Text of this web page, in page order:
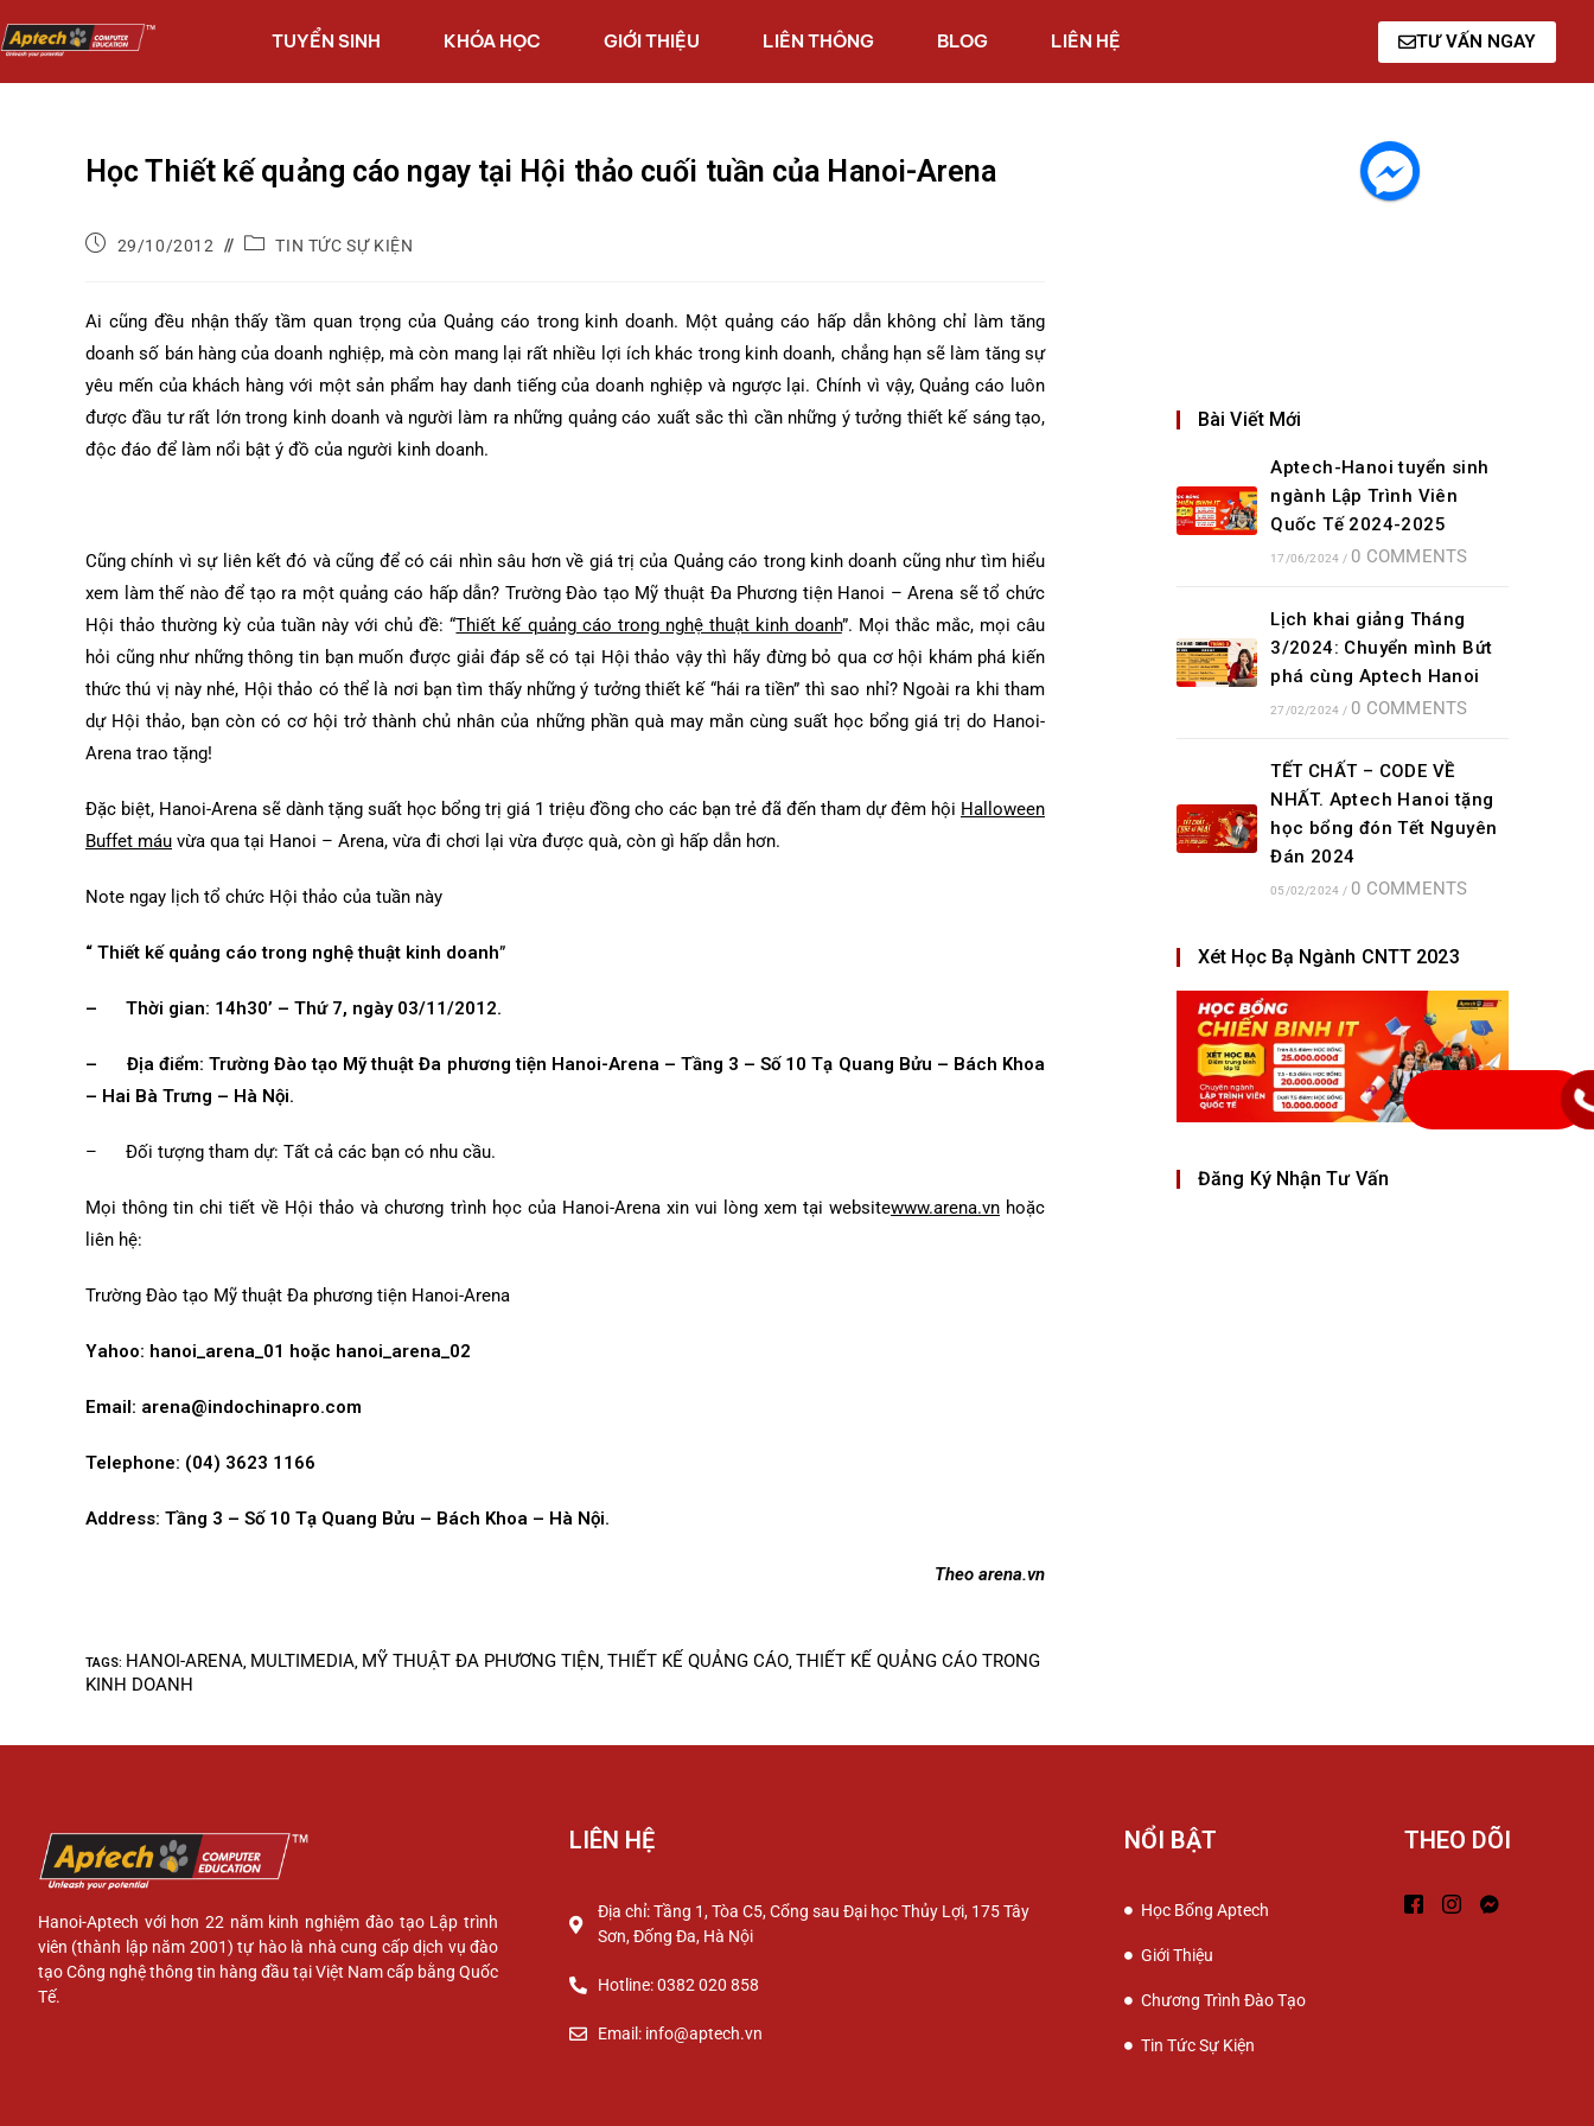
TUYỂN SINH KHÓA HỌC GIỚI THIỆU LIÊN THÔNG BLOG LIÊN HỆ TƯ VẤN NGAY
Học Thiết kế quảng cáo ngay tại Hội thảo cuối tuần của Hanoi-Arena
29/10/2012 TIN TỨC SỰ KIỆN
Ai cũng đều nhận thấy tầm quan trọng của Quảng cáo trong kinh doanh. Một quảng cáo hấp dẫn không chỉ làm tăng
doanh số bán hàng của doanh nghiệp, mà còn mang lại rất nhiều lợi ích khác trong kinh doanh, chẳng hạn sẽ làm tăng sự
yêu mến của khách hàng với một sản phẩm hay danh tiếng của doanh nghiệp và ngược lại. Chính vì vậy, Quảng cáo luôn
được đầu tư rất lớn trong kinh doanh và người làm ra những quảng cáo xuất sắc thì cần những ý tưởng thiết kế sáng tạo,
độc đáo để làm nổi bật ý đồ của người kinh doanh.
Cũng chính vì sự liên kết đó và cũng để có cái nhìn sâu hơn về giá trị của Quảng cáo trong kinh doanh cũng như tìm hiểu
xem làm thế nào để tạo ra một quảng cáo hấp dẫn? Trường Đào tạo Mỹ thuật Đa Phương tiện Hanoi – Arena sẽ tổ chức
Hội thảo thường kỳ của tuần này với chủ đề: “Thiết kế quảng cáo trong nghệ thuật kinh doanh”. Mọi thắc mắc, mọi câu
hỏi cũng như những thông tin bạn muốn được giải đáp sẽ có tại Hội thảo vậy thì hãy đừng bỏ qua cơ hội khám phá kiến
thức thú vị này nhé, Hội thảo có thể là nơi bạn tìm thấy những ý tưởng thiết kế “hái ra tiền” thì sao nhỉ? Ngoài ra khi tham
dự Hội thảo, bạn còn có cơ hội trở thành chủ nhân của những phần quà may mắn cùng suất học bổng giá trị do Hanoi-
Arena trao tặng!
Đặc biệt, Hanoi-Arena sẽ dành tặng suất học bổng trị giá 1 triệu đồng cho các bạn trẻ đã đến tham dự đêm hội Halloween
Buffet máu vừa qua tại Hanoi – Arena, vừa đi chơi lại vừa được quà, còn gì hấp dẫn hơn.
Note ngay lịch tổ chức Hội thảo của tuần này
“ Thiết kế quảng cáo trong nghệ thuật kinh doanh”
– Thời gian: 14h30’ – Thứ 7, ngày 03/11/2012.
– Địa điểm: Trường Đào tạo Mỹ thuật Đa phương tiện Hanoi-Arena – Tầng 3 – Số 10 Tạ Quang Bửu – Bách Khoa
– Hai Bà Trưng – Hà Nội.
– Đối tượng tham dự: Tất cả các bạn có nhu cầu.
Mọi thông tin chi tiết về Hội thảo và chương trình học của Hanoi-Arena xin vui lòng xem tại websitewww.arena.vnhoặc
liên hệ:
Trường Đào tạo Mỹ thuật Đa phương tiện Hanoi-Arena
Yahoo: hanoi_arena_01 hoặc hanoi_arena_02
Email: arena@indochinapro.com
Telephone: (04) 3623 1166
Address: Tầng 3 – Số 10 Tạ Quang Bửu – Bách Khoa – Hà Nội.
Theo arena.vn
TAGS: HANOI-ARENA, MULTIMEDIA, MỸ THUẬT ĐA PHƯƠNG TIỆN, THIẾT KẾ QUẢNG CÁO, THIẾT KẾ QUẢNG CÁO TRONG
KINH DOANH
Bài Viết Mới
Aptech-Hanoi tuyển sinh
ngành Lập Trình Viên
Quốc Tế 2024-2025
17/06/2024 / 0 COMMENTS
Lịch khai giảng Tháng
3/2024: Chuyển mình Bứt
phá cùng Aptech Hanoi
27/02/2024 / 0 COMMENTS
TẾT CHẤT – CODE VỀ
NHẤT. Aptech Hanoi tặng
học bổng đón Tết Nguyên
Đán 2024
05/02/2024 / 0 COMMENTS
Xét Học Bạ Ngành CNTT 2023
Đăng Ký Nhận Tư Vấn
Hanoi-Aptech với hơn 22 năm kinh nghiệm đào tạo Lập trình
viên (thành lập năm 2001) tự hào là nhà cung cấp dịch vụ đào
tạo Công nghệ thông tin hàng đầu tại Việt Nam cấp bằng Quốc
Tế.
LIÊN HỆ
Địa chỉ: Tầng 1, Tòa C5, Cổng sau Đại học Thủy Lợi, 175 Tây
Sơn, Đống Đa, Hà Nội
Hotline: 0382 020 858
Email: info@aptech.vn
NỔI BẬT
Học Bổng Aptech
Giới Thiệu
Chương Trình Đào Tạo
Tin Tức Sự Kiện
THEO DÕI